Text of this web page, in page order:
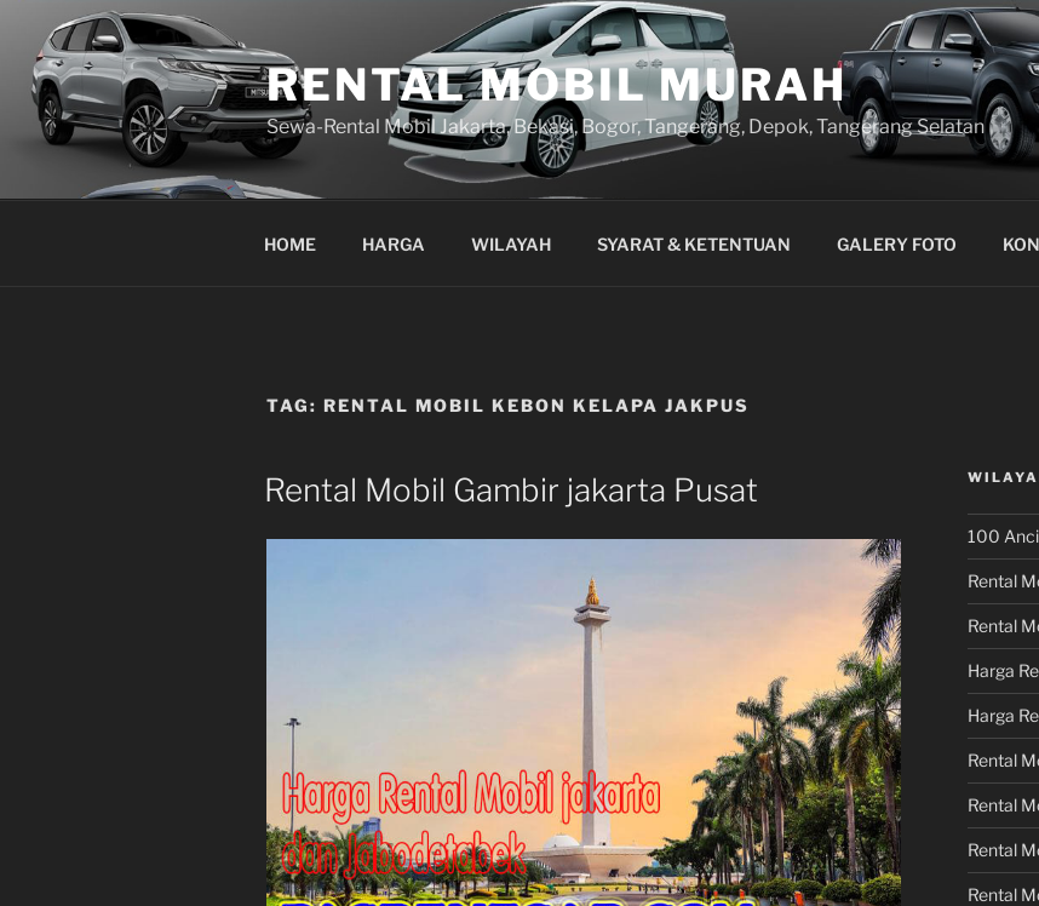
konten
RENTAL MOBIL MURAH
Sewa-Rental Mobil Jakarta, Bekasi, Bogor, Tangerang, Depok, Tangerang Selatan
HOME HARGA WILAYAH SYARAT & KETENTUAN GALERY FOTO
TAG: RENTAL MOBIL KEBON KELAPA JAKPUS
Rental Mobil Gambir jakarta Pusat
100
Rental
Rental
Harga
Harga
Rental
Rental
Rental
Rental